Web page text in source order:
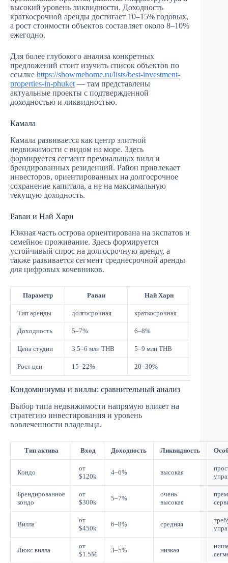
высокий уровень ликвидности. Доходность
краткосрочной аренды достигает 10–15% годовых,
а рост стоимости объектов составляет около 8–10%
ежегодно.
Для более глубокого анализа конкретных
предложений стоит изучить список объектов по
ссылке https://showmehome.ru/lists/best-investment-
properties-in-phuket — там представлены
актуальные проекты с подтвержденной
доходностью и ликвидностью.
Камала
Камала развивается как центр элитной
недвижимости с видом на море. Здесь
формируется сегмент премиальных вилл и
брендированных резиденций. Район привлекает
инвесторов, ориентированных на долгосрочное
сохранение капитала, а не на максимальную
текущую доходность.
Раваи и Най Харн
Южная часть острова ориентирована на экспатов и
семейное проживание. Здесь формируется
устойчивый спрос на долгосрочную аренду, а
также развивается сегмент среднесрочной аренды
для цифровых кочевников.
Параметр Раваи Най Харн
Тип аренды долгосрочная краткосрочная
Доходность 5–7% 6–8%
Цена студии 3.5–6 млн THB 5–9 млн THB
Рост цен 15–22% 20–30%
Кондоминиумы и виллы: сравнительный анализ
Выбор типа недвижимости напрямую влияет на
стратегию инвестирования и уровень
вовлеченности владельца.
Тип актива Вход Доходность Ликвидность
Кондо
от
$120k
4–6% высокая
Брендированное
кондо
от
$300k
5–7%
очень
высокая
Вилла
от
$450k
6–8% средняя
Люкс вилла
от
$1.5M
3–5% низкая